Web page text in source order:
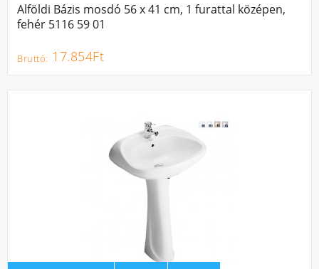
Alföldi Bázis mosdó 56 x 41 cm, 1 furattal középen,
fehér 5116 59 01
17.854Ft